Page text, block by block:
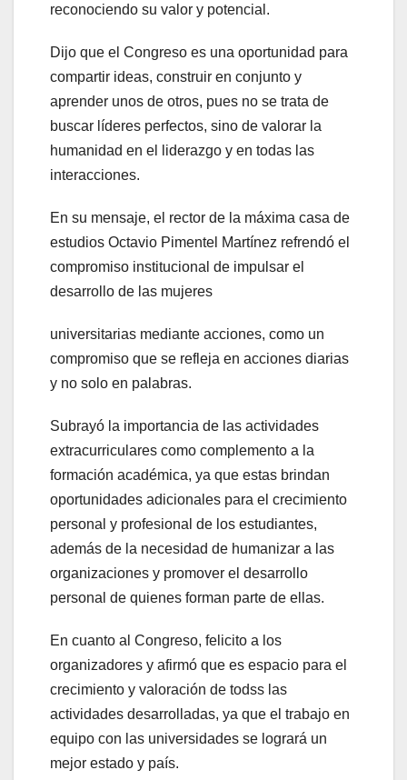
reconociendo su valor y potencial.
Dijo que el Congreso es una oportunidad para
compartir ideas, construir en conjunto y
aprender unos de otros, pues no se trata de
buscar líderes perfectos, sino de valorar la
humanidad en el liderazgo y en todas las
interacciones.
En su mensaje, el rector de la máxima casa de
estudios Octavio Pimentel Martínez refrendó el
compromiso institucional de impulsar el
desarrollo de las mujeres
universitarias mediante acciones, como un
compromiso que se refleja en acciones diarias
y no solo en palabras.
Subrayó la importancia de las actividades
extracurriculares como complemento a la
formación académica, ya que estas brindan
oportunidades adicionales para el crecimiento
personal y profesional de los estudiantes,
además de la necesidad de humanizar a las
organizaciones y promover el desarrollo
personal de quienes forman parte de ellas.
En cuanto al Congreso, felicito a los
organizadores y afirmó que es espacio para el
crecimiento y valoración de todss las
actividades desarrolladas, ya que el trabajo en
equipo con las universidades se logrará un
mejor estado y país.